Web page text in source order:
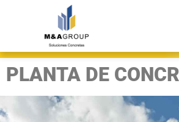
PLANTA DE